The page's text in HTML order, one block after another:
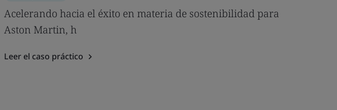
Acelerando hacia el éxito en materia de sostenibilidad para
Aston Martin, h
Leer el caso práctico